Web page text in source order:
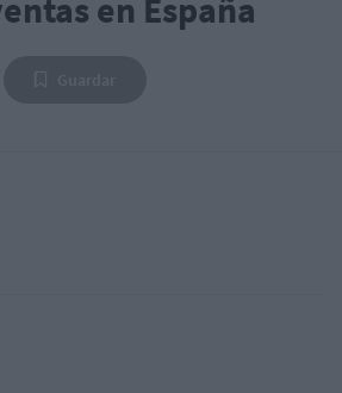
en España